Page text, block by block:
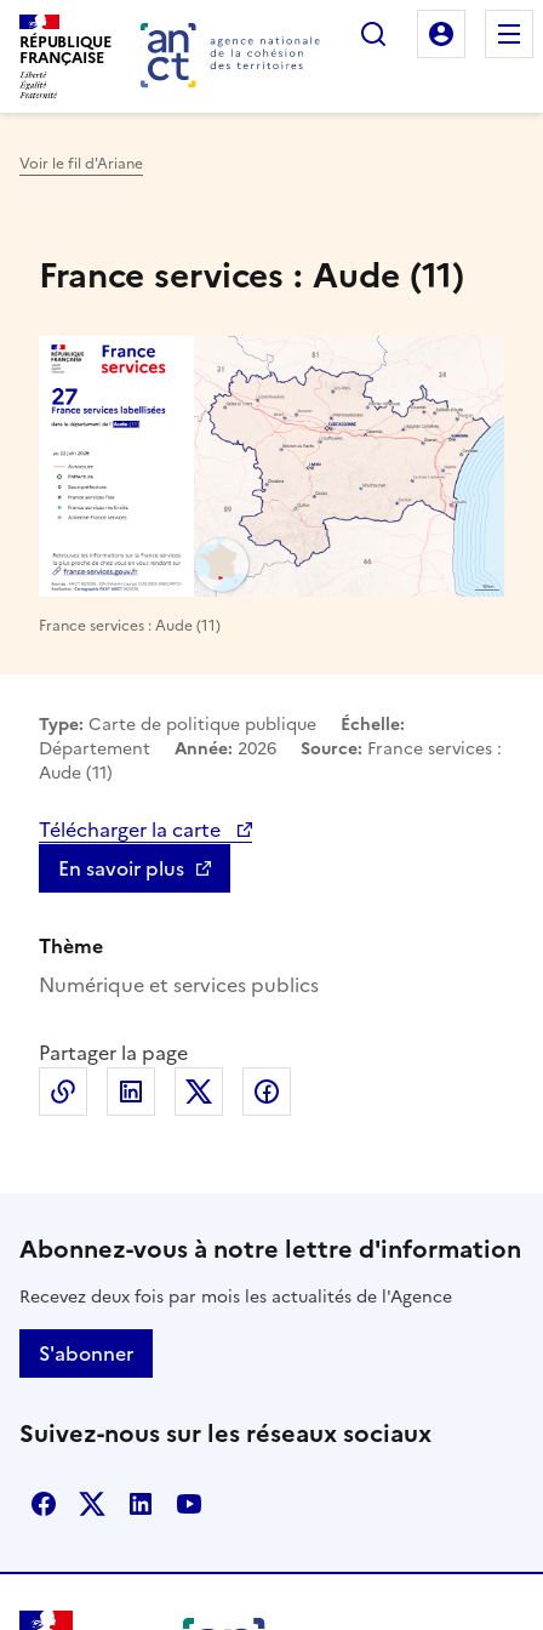
RÉPUBLIQUE
FRANÇAISE
Rechercher
Mon
Voir le fil d'Ariane
France services : Aude (11)
France services : Aude (11)
Thème
Numérique et services publics
Partager la page
Copier le lien de la page dans le presse-papier
LinkedIn
Type: Carte de politique publique
Échelle:
Département
Année: 2026 Source: France services :
Aude (11)
Télécharger la carte
En savoir plus
Abonnez-vous à notre lettre d'information
Recevez deux fois par mois les actualités de l'Agence
S'abonner
Suivez-nous sur les réseaux sociaux
Facebook
X LinkedinYoutube